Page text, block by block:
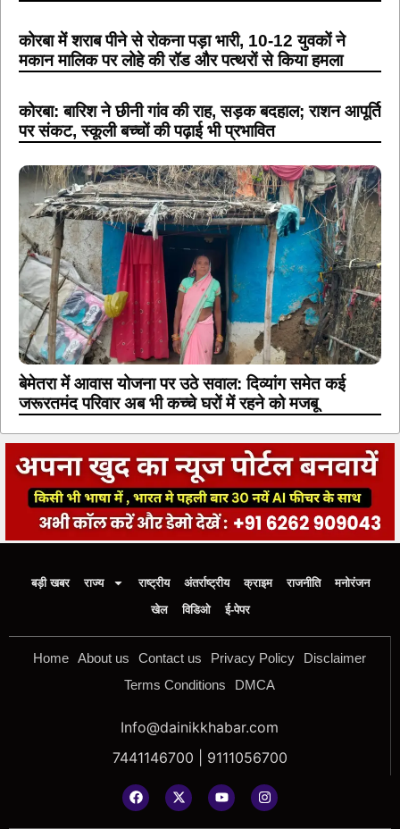
कोरबा में शराब पीने से रोकना पड़ा भारी, 10-12 युवकों ने
मकान मालिक पर लोहे की रॉड और पत्थरों से किया हमला
कोरबा: बारिश ने छीनी गांव की राह, सड़क बदहाल; राशन आपूर्ति
पर संकट, स्कूली बच्चों की पढ़ाई भी प्रभावित
बेमेतरा में आवास योजना पर उठे सवाल: दिव्यांग समेत कई
जरूरतमंद परिवार अब भी कच्चे घरों में रहने को मजबू
बड़ी खबर राज्य राष्ट्रीय अंतर्राष्ट्रीय क्राइम राजनीति
मनोरंजन
खेल
विडिओ ई-पेपर
Home About us Contact us Privacy Policy
Disclaimer
Terms Conditions
DMCA
Info@dainikkhabar.com
7441146700 | 9111056700